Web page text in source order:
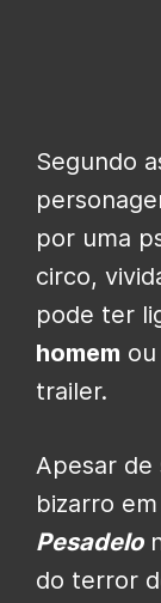
Segundo
por uma
circo,
pode ter
homem ou
trailer.
Apesar
bizarro
Pesadelo
do terror